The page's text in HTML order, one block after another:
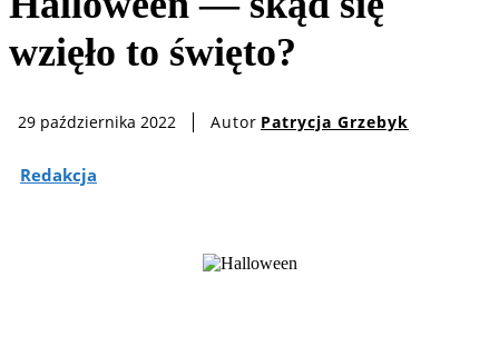
wzięło to święto?
29 października 2022 Autor Patrycja Grzebyk
Redakcja